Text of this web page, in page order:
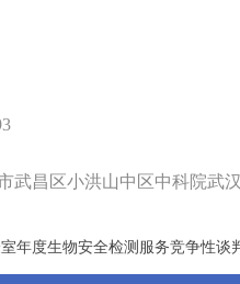
昌区小洪山中区中科院武
年度生物安全检测服务竞争性谈